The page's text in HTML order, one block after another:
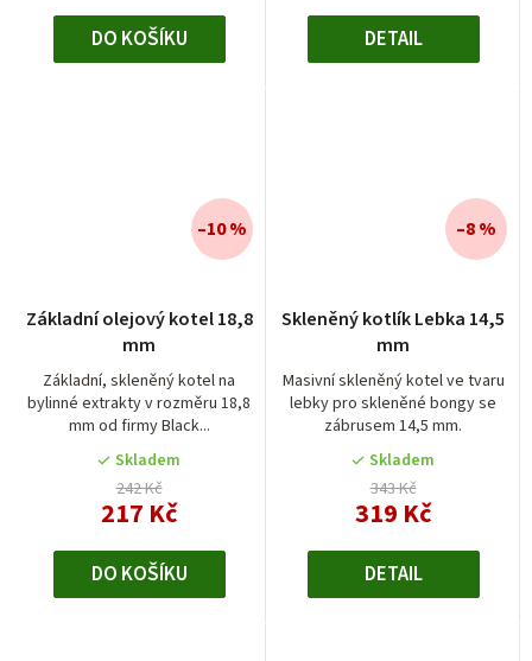
DO KOŠÍKU DETAIL
Základní olejový kotel 18,8
mm
Základní, skleněný kotel na
bylinné extrakty v rozměru 18,8
mm od firmy Black...
hodnocení
produktu
je
5,0
z
5
hvězdiček.
Skladem
242 Kč
217 Kč
–10 %
DO KOŠÍKU
Skleněný kotlík Lebka 14,5
mm
Masivní skleněný kotel ve tvaru
lebky pro skleněné bongy se
zábrusem 14,5 mm.
Skladem
343 Kč
319 Kč
–8 %
DETAIL